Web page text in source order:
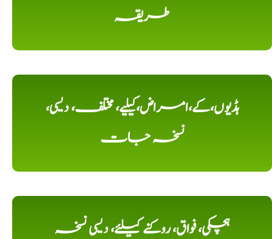
طریقہ
ہڈیوں،کے،امراض،کیلیے، مختلف، دیسی،
نسخہ جات
ہچکی، فواق، روکنے کیلئے، دیسی نسخہ